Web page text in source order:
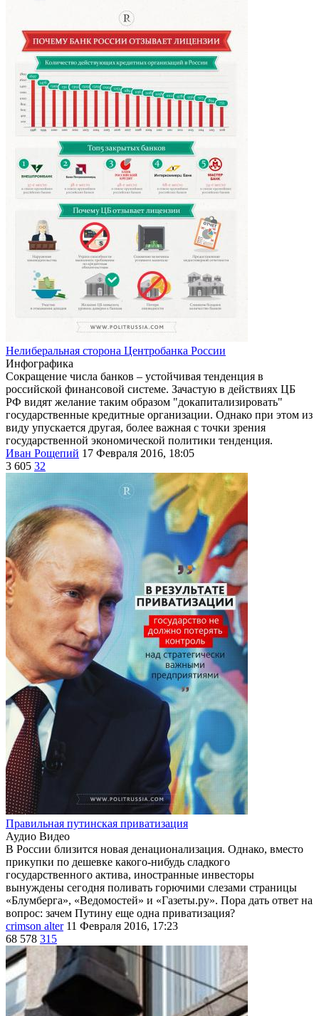
Нелиберальная сторона Центробанка России
Инфографика
Сокращение числа банков – устойчивая тенденция в
российской финансовой системе. Зачастую в действиях ЦБ
РФ видят желание таким образом "докапитализировать"
государственные кредитные организации. Однако при этом из
виду упускается другая, более важная с точки зрения
государственной экономической политики тенденция.
Иван Рощепий 17 Февраля 2016, 18:05
3 605 32
Правильная путинская приватизация
Аудио Видео
В России близится новая денационализация. Однако, вместо
прикупки по дешевке какого-нибудь сладкого
государственного актива, иностранные инвесторы
вынуждены сегодня поливать горючими слезами страницы
«Блумберга», «Ведомостей» и «Газеты.ру». Пора дать ответ на
вопрос: зачем Путину еще одна приватизация?
crimson alter 11 Февраля 2016, 17:23
68 578 315